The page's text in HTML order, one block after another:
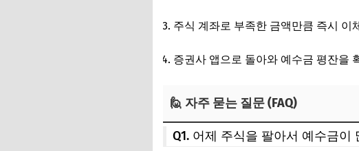
주식 계좌로 부족한 금액만큼 즉시 이
증권사 앱으로 돌아와 예수금 평잔을
🙋 자주 묻는 질문 (FAQ)
Q1. 어제 주식을 팔아서 예수금